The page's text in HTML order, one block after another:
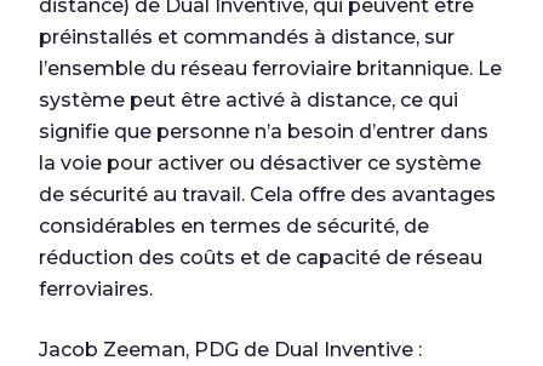
distance) de Dual Inventive, qui peuvent être
préinstallés et commandés à distance, sur
l’ensemble du réseau ferroviaire britannique. Le
système peut être activé à distance, ce qui
signifie que personne n’a besoin d’entrer dans
la voie pour activer ou désactiver ce système
de sécurité au travail. Cela offre des avantages
considérables en termes de sécurité, de
réduction des coûts et de capacité de réseau
ferroviaires.
Jacob Zeeman, PDG de Dual Inventive :